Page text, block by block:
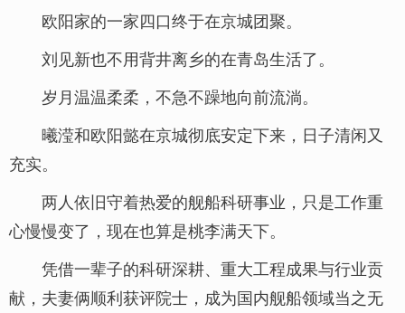
欧阳家的一家四口终于在京城团聚。
刘见新也不用背井离乡的在青岛生活了。
岁月温温柔柔，不急不躁地向前流淌。
曦滢和欧阳懿在京城彻底安定下来，日子清闲又
充实。
两人依旧守着热爱的舰船科研事业，只是工作重
心慢慢变了，现在也算是桃李满天下。
凭借一辈子的科研深耕、重大工程成果与行业贡
献，夫妻俩顺利获评院士，成为国内舰船领域当之无